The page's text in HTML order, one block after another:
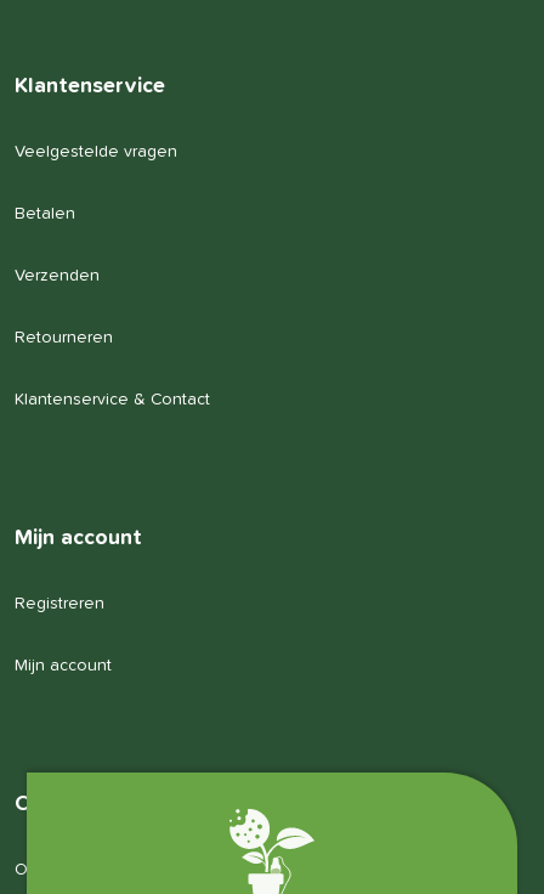
Klantenservice
Veelgestelde vragen
Betalen
Verzenden
Retourneren
Klantenservice & Contact
Mijn account
Registreren
Mijn account
Over ons
Over ons